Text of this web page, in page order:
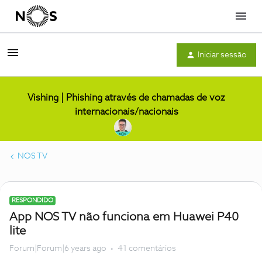
Menu
Iniciar sessão
Vishing | Phishing através de chamadas de voz
internacionais/nacionais
NOS TV
RESPONDIDO
App NOS TV não funciona em Huawei P40
lite
Forum|Forum|6 years ago 41 comentários